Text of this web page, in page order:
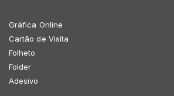
Gráfica Online
Cartão de Visita
Folheto
Folder
Adesivo